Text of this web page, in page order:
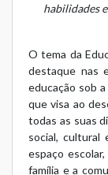
habilidades
O tema da
destaque nas
educação sob
que visa ao
todas as suas
social, cultural
espaço
família e a